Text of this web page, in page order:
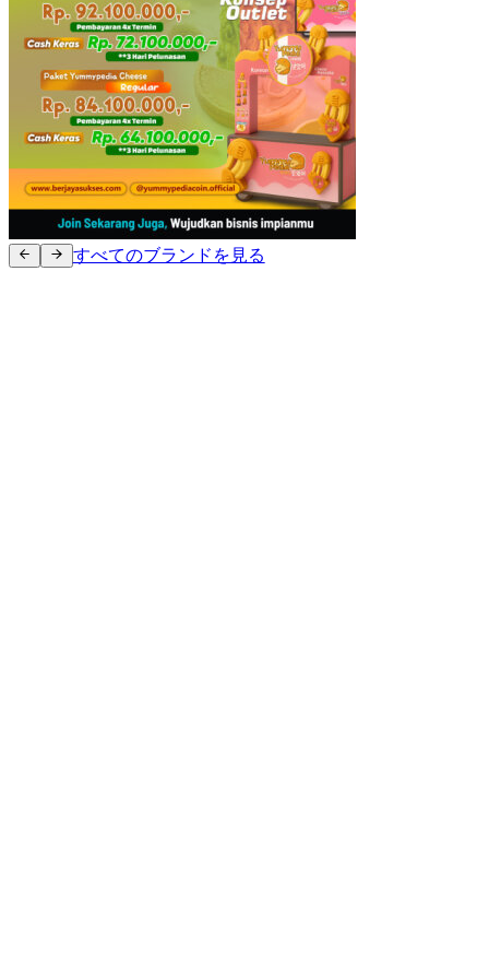
すべてのブランドを見る